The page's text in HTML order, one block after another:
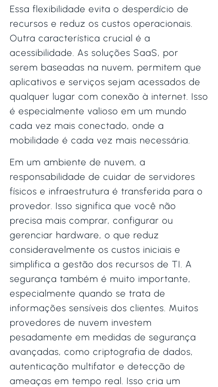
Essa flexibilidade evita o desperdício de
recursos e reduz os custos operacionais.
Outra característica crucial é a
acessibilidade. As soluções SaaS, por
serem baseadas na nuvem, permitem que
aplicativos e serviços sejam acessados de
qualquer lugar com conexão à internet. Isso
é especialmente valioso em um mundo
cada vez mais conectado, onde a
mobilidade é cada vez mais necessária.
Em um ambiente de nuvem, a
responsabilidade de cuidar de servidores
físicos e infraestrutura é transferida para o
provedor. Isso significa que você não
precisa mais comprar, configurar ou
gerenciar hardware, o que reduz
consideravelmente os custos iniciais e
simplifica a gestão dos recursos de TI. A
segurança também é muito importante,
especialmente quando se trata de
informações sensíveis dos clientes. Muitos
provedores de nuvem investem
pesadamente em medidas de segurança
avançadas, como criptografia de dados,
autenticação multifator e detecção de
ameaças em tempo real. Isso cria um